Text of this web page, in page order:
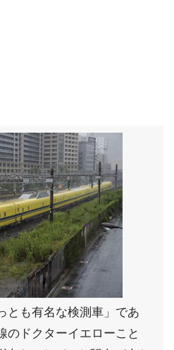
とも有名な検測車」であ
のドクターイエローこと